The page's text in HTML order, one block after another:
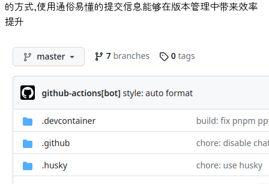
的方式,使用通俗易懂的提交信息能够在版本管理中带来效率
提升